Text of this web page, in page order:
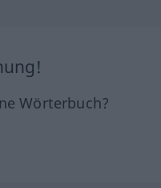
Wörterbuch?